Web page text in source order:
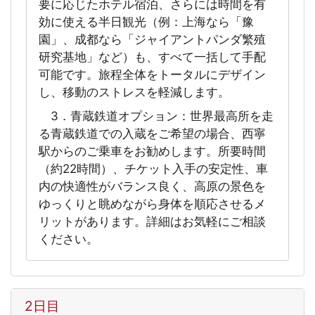
要に応じたホテル宿泊、さらには時間を有
効に使える半日観光（例：上海なら「豫
園」、成都なら「ジャイアントパンダ繁殖
研究基地」など）も、すべて一括して手配
可能です。旅程全体をトータルにデザイン
し、移動のストレスを軽減します。
3．青蔵鉄道オプション：世界最高所を走
る青蔵鉄道での入蔵をご希望の場合、西寧
駅からのご乗車をお勧めします。所要時間
（約22時間）、チケット入手の安定性、車
内の快適性がバランス良く、高原の景色を
ゆっくりと眺めながら身体を順応させるメ
リットがあります。詳細はお気軽にご相談
ください。
2日目